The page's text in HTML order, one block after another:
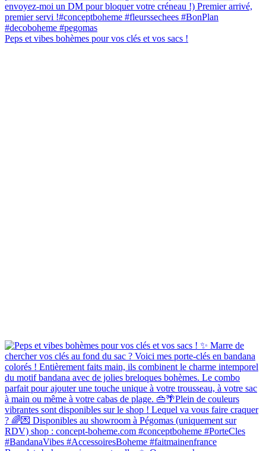
Peps et vibes bohèmes pour vos clés et vos sacs !